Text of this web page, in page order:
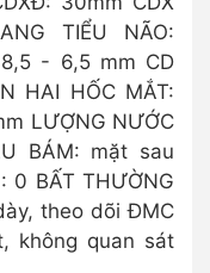
TIỂU NÃO:
- 6,5 mm CD
HAI HỐC MẮT:
LƯỢNG NƯỚC
BÁM: mặt sau
0 BẤT THƯỜNG
theo dõi ĐMC
không quan sát